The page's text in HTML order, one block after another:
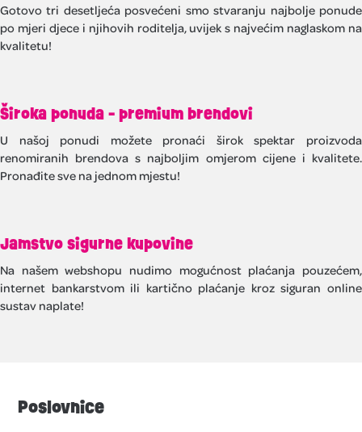
Gotovo tri desetljeća posvećeni smo stvaranju najbolje ponude
po mjeri djece i njihovih roditelja, uvijek s najvećim naglaskom na
kvalitetu!
Široka ponuda - premium brendovi
U našoj ponudi možete pronaći širok spektar proizvoda
renomiranih brendova s najboljim omjerom cijene i kvalitete.
Pronađite sve na jednom mjestu!
Jamstvo sigurne kupovine
Na našem webshopu nudimo mogućnost plaćanja pouzećem,
internet bankarstvom ili kartično plaćanje kroz siguran online
sustav naplate!
Poslovnice